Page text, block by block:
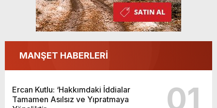
MANŞET HABERLERİ
Ercan Kutlu: ‘Hakkımdaki İddialar
Tamamen Asılsız ve Yıpratmaya
01